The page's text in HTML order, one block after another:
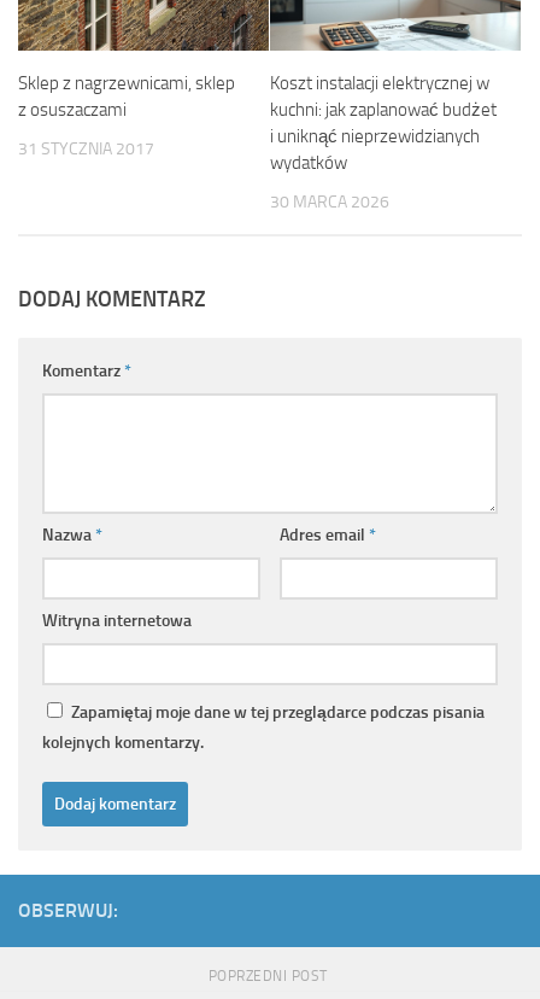
Sklep z nagrzewnicami, sklep
z osuszaczami
31 STYCZNIA 2017
Koszt instalacji elektrycznej w
kuchni: jak zaplanować budżet
i uniknąć nieprzewidzianych
wydatków
30 MARCA 2026
DODAJ KOMENTARZ
Komentarz*
Nazwa* Adres email *
Witryna internetowa
Zapamiętaj moje dane w tej przeglądarce podczas pisania
kolejnych komentarzy.
OBSERWUJ:
POPRZEDNI POST